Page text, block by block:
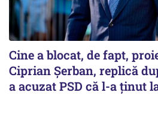
Cine a blocat, de fapt,
Ciprian Șerban, replică
a acuzat PSD că l-a ținut